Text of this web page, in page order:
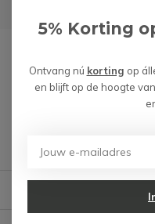
Heb je een
5% Korting
Ontvang nú korting op
en blijft op de hoogte